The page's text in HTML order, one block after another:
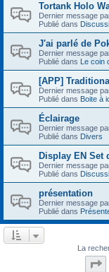
Tortank Holo
Dernier message
Publié dans
J'ai parlé de
Dernier message
Publié dans Le coin
[APP]
Dernier message
Publié dans Boite à
Éclairage
Dernier message
Publié dans Divers
Display EN Set
Dernier message
Publié dans
présentation
Dernier message
Publié dans
La